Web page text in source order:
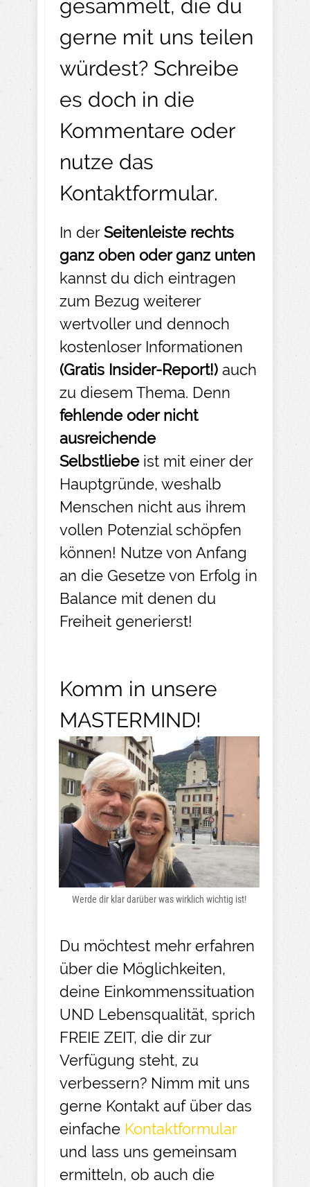
gesammelt, die du
gerne mit uns teilen
würdest? Schreibe
es doch in die
Kommentare oder
nutze das
Kontaktformular.
In derSeitenleiste rechts
ganz oben oder ganz unten
kannst du dich eintragen
zum Bezug weiterer
wertvoller und dennoch
kostenloser Informationen
(Gratis Insider-Report!) auch
zu diesem Thema. Denn
fehlende oder nicht
ausreichende
Selbstliebe ist mit einer der
Hauptgründe, weshalb
Menschen nicht aus ihrem
vollen Potenzial schöpfen
können! Nutze von Anfang
an die Gesetze von Erfolg in
Balance mit denen du
Freiheit generierst!
Komm in unsere
MASTERMIND!
Werde dir klar darüber was wirklich wichtig ist!
Du möchtest mehr erfahren
über die Möglichkeiten,
deine Einkommenssituation
UND Lebensqualität, sprich
FREIE ZEIT, die dir zur
Verfügung steht, zu
verbessern? Nimm mit uns
gerne Kontakt auf über das
einfache Kontaktformular
und lass uns gemeinsam
ermitteln, ob auch die